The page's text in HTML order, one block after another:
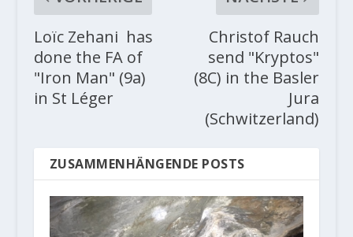
Loïc Zehani has
done the FA of
"Iron Man" (9a)
in St Léger
Christof Rauch
send "Kryptos"
(8C) in the Basler
Jura
(Schwitzerland)
ZUSAMMENHÄNGENDE POSTS